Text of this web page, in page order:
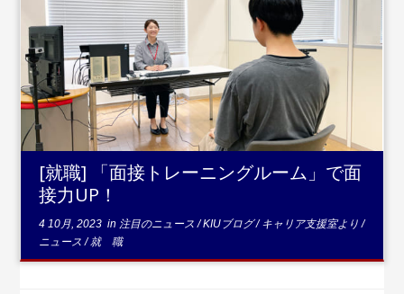
...続きを読む
[就職] 「面接トレーニングルーム」で面
接力UP！
4 10月, 2023 in 注目のニュース/KIUブログ/キャリア支援室より/
ニュース/就 職